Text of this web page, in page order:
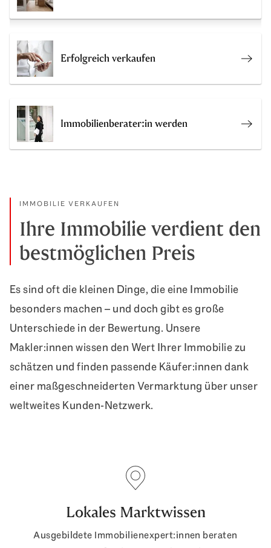
Erfolgreich verkaufen
Immobilienberater:in werden
IMMOBILIE VERKAUFEN
Ihre Immobilie verdient den
bestmöglichen Preis
Es sind oft die kleinen Dinge, die eine Immobilie
besonders machen – und doch gibt es große
Unterschiede in der Bewertung. Unsere
Makler:innen wissen den Wert Ihrer Immobilie zu
schätzen und finden passende Käufer:innen dank
einer maßgeschneiderten Vermarktung über unser
weltweites Kunden-Netzwerk.
Lokales Marktwissen
Ausgebildete Immobilienexpert:innen beraten